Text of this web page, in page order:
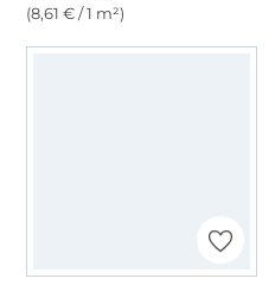
(8,61 € / 1 m²)